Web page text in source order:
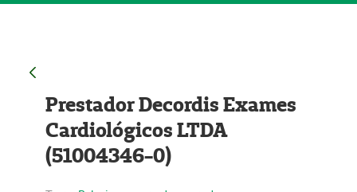
Prestador Decordis Exames
Cardiológicos LTDA
(51004346-0)